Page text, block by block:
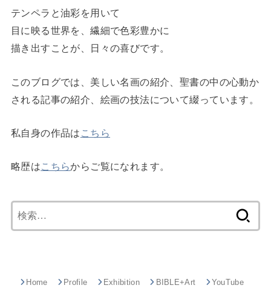
テンペラと油彩を用いて
目に映る世界を、繊細で色彩豊かに
描き出すことが、日々の喜びです。
このブログでは、美しい名画の紹介、聖書の中の心動か
される記事の紹介、絵画の技法について綴っています。
私自身の作品は こちら
略歴はこちらからご覧になれます。
索:
Home Profile Exhibition BIBLE+Art YouTube